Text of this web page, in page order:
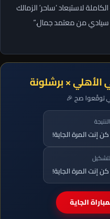
لاستبعاد ‘ساحر’ الزمالك
سيادي من معتمد جمال.”
الأهلي × برشلونة
توقّعوا صح 🎉
المرة الجاية!
المرة الجاية!
الجاية